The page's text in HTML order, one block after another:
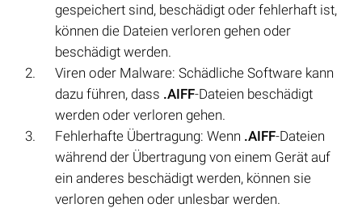
gespeichert sind, beschädigt oder fehlerhaft ist,
können die Dateien verloren gehen oder
beschädigt werden.
Viren oder Malware: Schädliche Software kann
dazu führen, dass .AIFF-Dateien beschädigt
werden oder verloren gehen.
Fehlerhafte Übertragung: Wenn .AIFF-Dateien
während der Übertragung von einem Gerät auf
ein anderes beschädigt werden, können sie
verloren gehen oder unlesbar werden.